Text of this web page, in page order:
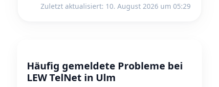
Zuletzt aktualisiert: 10. August 2026 um 05:29
Häufig gemeldete Probleme bei
LEW TelNet in Ulm